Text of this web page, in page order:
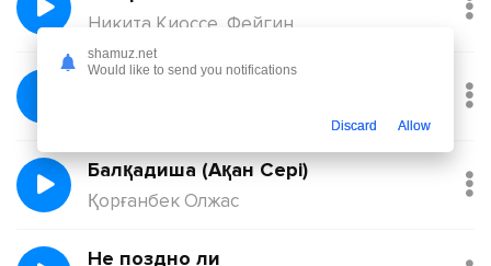
Никита Киоссе, Фейгин
Без тебя
Балқадиша (Ақан Сері)
Қорғанбек Олжас
Не поздно ли
shamuz.net
Would like to send you notifications
Discard Allow